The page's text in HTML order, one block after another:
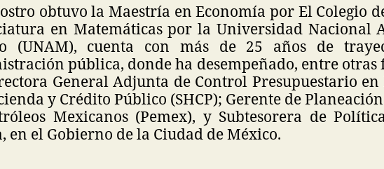
obtuvo la Maestría en Economía por El Colegio
en Matemáticas por la Universidad Nacional
(UNAM), cuenta con más de 25 años de
pública, donde ha desempeñado, entre otras
General Adjunta de Control Presupuestario en
y Crédito Público (SHCP); Gerente de
Mexicanos (Pemex), y Subtesorera de
en el Gobierno de la Ciudad de México.